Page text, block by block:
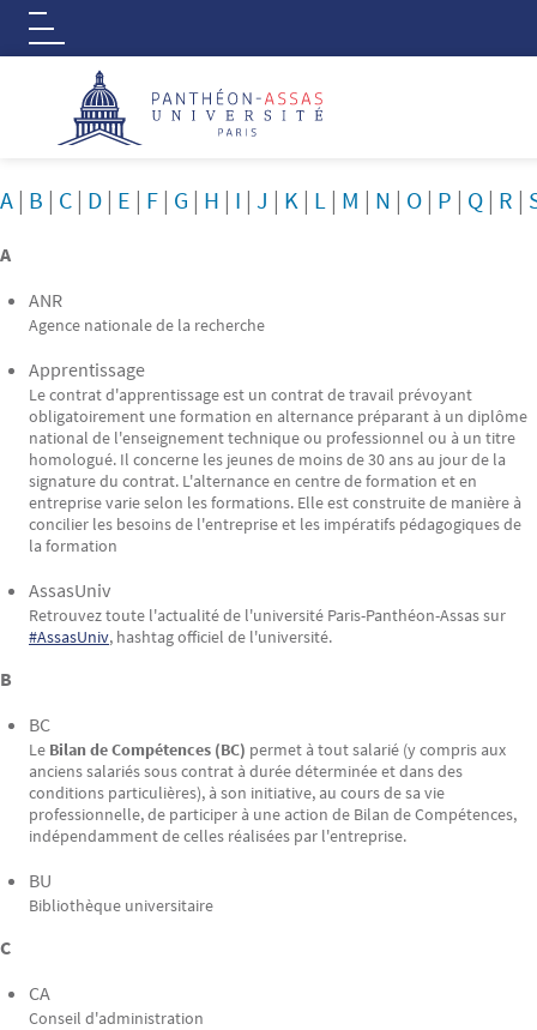
Logo
A | B | C | D | E | F | G | H | I | J | K | L | M | N | O | P | Q | R |
A
ANR
Agence nationale de la recherche
Apprentissage
Le contrat d'apprentissage est un contrat de travail prévoyant
obligatoirement une formation en alternance préparant à un diplôme
national de l'enseignement technique ou professionnel ou à un titre
homologué. Il concerne les jeunes de moins de 30 ans au jour de la
signature du contrat. L'alternance en centre de formation et en
entreprise varie selon les formations. Elle est construite de manière à
concilier les besoins de l'entreprise et les impératifs pédagogiques de
la formation
AssasUniv
Retrouvez toute l'actualité de l'université Paris-Panthéon-Assas sur
#AssasUniv, hashtag officiel de l'université.
B
BC
Le Bilan de Compétences (BC) permet à tout salarié (y compris aux
anciens salariés sous contrat à durée déterminée et dans des
conditions particulières), à son initiative, au cours de sa vie
professionnelle, de participer à une action de Bilan de Compétences,
indépendamment de celles réalisées par l'entreprise.
BU
Bibliothèque universitaire
C
CA
Conseil d'administration